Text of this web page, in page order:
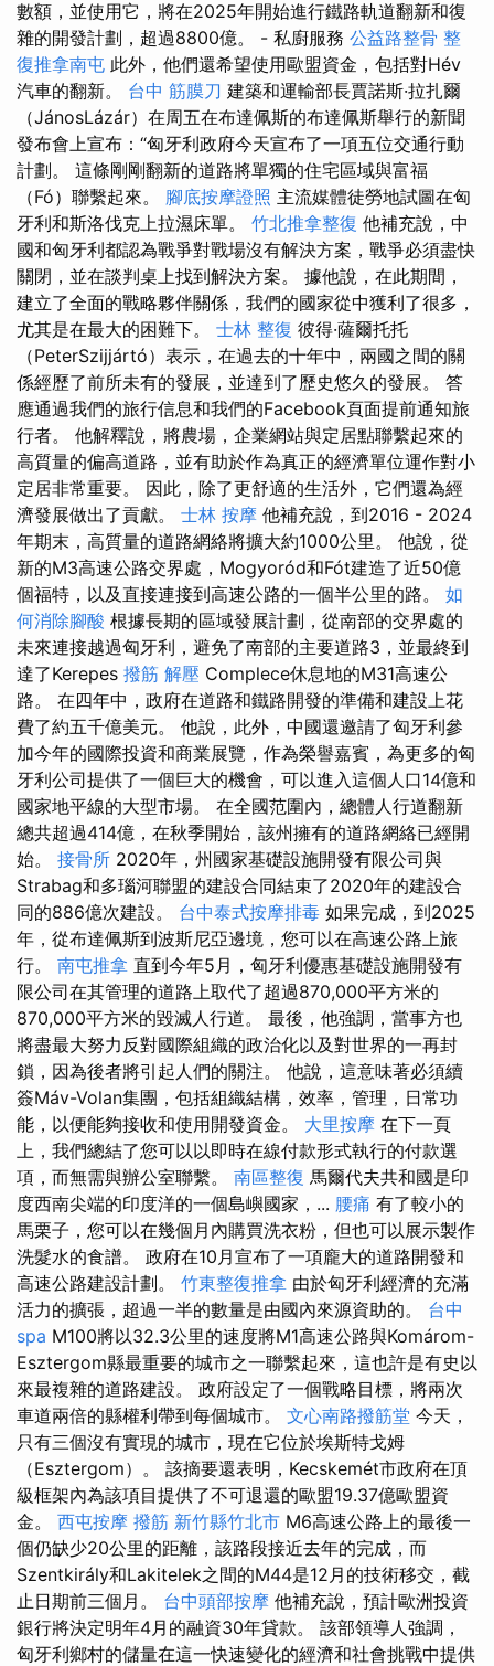
數額，並使用它，將在2025年開始進行鐵路軌道翻新和復
雜的開發計劃，超過8800億。 - 私廚服務 公益路整骨 整
復推拿南屯 此外，他們還希望使用歐盟資金，包括對Hév
汽車的翻新。 台中 筋膜刀 建築和運輸部長賈諾斯·拉扎爾
（JánosLázár）在周五在布達佩斯的布達佩斯舉行的新聞
發布會上宣布：“匈牙利政府今天宣布了一項五位交通行動
計劃。 這條剛剛翻新的道路將單獨的住宅區域與富福
（Fó）聯繫起來。 腳底按摩證照 主流媒體徒勞地試圖在匈
牙利和斯洛伐克上拉濕床單。 竹北推拿整復 他補充說，中
國和匈牙利都認為戰爭對戰場沒有解決方案，戰爭必須盡快
關閉，並在談判桌上找到解決方案。 據他說，在此期間，
建立了全面的戰略夥伴關係，我們的國家從中獲利了很多，
尤其是在最大的困難下。 士林 整復 彼得·薩爾托托
（PeterSzijjártó）表示，在過去的十年中，兩國之間的關
係經歷了前所未有的發展，並達到了歷史悠久的發展。 答
應通過我們的旅行信息和我們的Facebook頁面提前通知旅
行者。 他解釋說，將農場，企業網站與定居點聯繫起來的
高質量的偏高道路，並有助於作為真正的經濟單位運作對小
定居非常重要。 因此，除了更舒適的生活外，它們還為經
濟發展做出了貢獻。 士林 按摩 他補充說，到2016 - 2024
年期末，高質量的道路網絡將擴大約1000公里。 他說，從
新的M3高速公路交界處，Mogyoród和Fót建造了近50億
個福特，以及直接連接到高速公路的一個半公里的路。 如
何消除腳酸 根據長期的區域發展計劃，從南部的交界處的
未來連接越過匈牙利，避免了南部的主要道路3，並最終到
達了Kerepes 撥筋 解壓 Complece休息地的M31高速公
路。 在四年中，政府在道路和鐵路開發的準備和建設上花
費了約五千億美元。 他說，此外，中國還邀請了匈牙利參
加今年的國際投資和商業展覽，作為榮譽嘉賓，為更多的匈
牙利公司提供了一個巨大的機會，可以進入這個人口14億和
國家地平線的大型市場。 在全國范圍內，總體人行道翻新
總共超過414億，在秋季開始，該州擁有的道路網絡已經開
始。 接骨所 2020年，州國家基礎設施開發有限公司與
Strabag和多瑙河聯盟的建設合同結束了2020年的建設合
同的886億次建設。 台中泰式按摩排毒 如果完成，到2025
年，從布達佩斯到波斯尼亞邊境，您可以在高速公路上旅
行。 南屯推拿 直到今年5月，匈牙利優惠基礎設施開發有
限公司在其管理的道路上取代了超過870,000平方米的
870,000平方米的毀滅人行道。 最後，他強調，當事方也
將盡最大努力反對國際組織的政治化以及對世界的一再封
鎖，因為後者將引起人們的關注。 他說，這意味著必須續
簽Máv-Volan集團，包括組織結構，效率，管理，日常功
能，以便能夠接收和使用開發資金。 大里按摩 在下一頁
上，我們總結了您可以以即時在線付款形式執行的付款選
項，而無需與辦公室聯繫。 南區整復 馬爾代夫共和國是印
度西南尖端的印度洋的一個島嶼國家，... 腰痛 有了較小的
馬栗子，您可以在幾個月內購買洗衣粉，但也可以展示製作
洗髮水的食譜。 政府在10月宣布了一項龐大的道路開發和
高速公路建設計劃。 竹東整復推拿 由於匈牙利經濟的充滿
活力的擴張，超過一半的數量是由國內來源資助的。 台中
spa M100將以32.3公里的速度將M1高速公路與Komárom-
Esztergom縣最重要的城市之一聯繫起來，這也許是有史以
來最複雜的道路建設。 政府設定了一個戰略目標，將兩次
車道兩倍的縣權利帶到每個城市。 文心南路撥筋堂 今天，
只有三個沒有實現的城市，現在它位於埃斯特戈姆
（Esztergom）。 該摘要還表明，Kecskemét市政府在頂
級框架內為該項目提供了不可退還的歐盟19.37億歐盟資
金。 西屯按摩 撥筋 新竹縣竹北市 M6高速公路上的最後一
個仍缺少20公里的距離，該路段接近去年的完成，而
Szentkirály和Lakitelek之間的M44是12月的技術移交，截
止日期前三個月。 台中頭部按摩 他補充說，預計歐洲投資
銀行將決定明年4月的融資30年貸款。 該部領導人強調，
匈牙利鄉村的儲量在這一快速變化的經濟和社會挑戰中提供